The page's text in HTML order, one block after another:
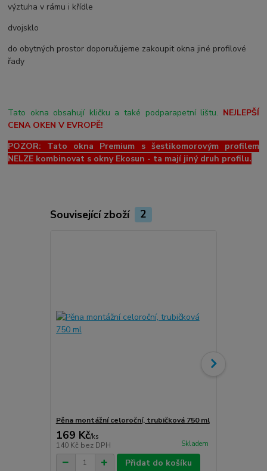
výztuha v rámu i křídle
dvojsklo
do obytných prostor doporučujeme zakoupit okna jiné profilové
řady
Tato okna obsahují kličku a také podparapetní lištu. NEJLEPŠÍ
CENA OKEN V EVROPĚ!
POZOR: Tato okna Premium s šestikomorovým profilem
NELZE kombinovat s okny Ekosun - ta mají jiný druh profilu.
Související zboží 2
Pěna montážní celoroční, trubičková 750 ml
169 Kč/ks
140 Kč bez DPH Skladem
Přidat do košíku